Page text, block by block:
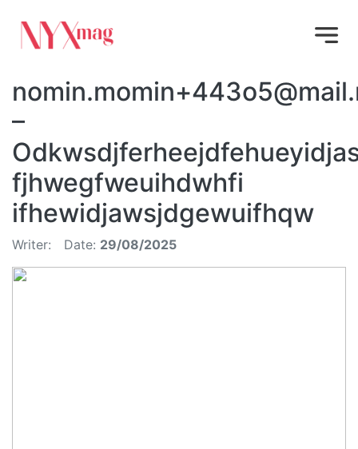
–
fjhwegfweuihdwhfi
ifhewidjawsjdgewuifhqw
Writer: Date: 29/08/2025